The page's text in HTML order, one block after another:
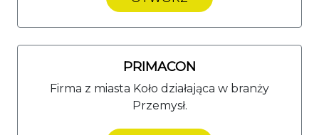
PRIMACON
Firma z miasta Koło działająca w branży
Przemysł.